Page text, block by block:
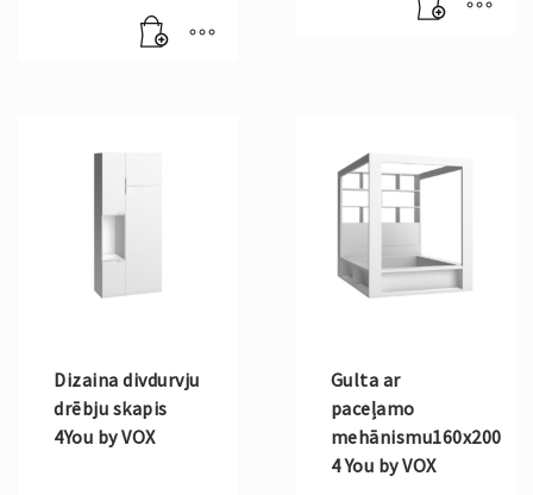
€199.00.
Dizaina divdurvju
drēbju skapis
4You by VOX
Gulta ar
paceļamo
mehānismu160x200
4 You by VOX